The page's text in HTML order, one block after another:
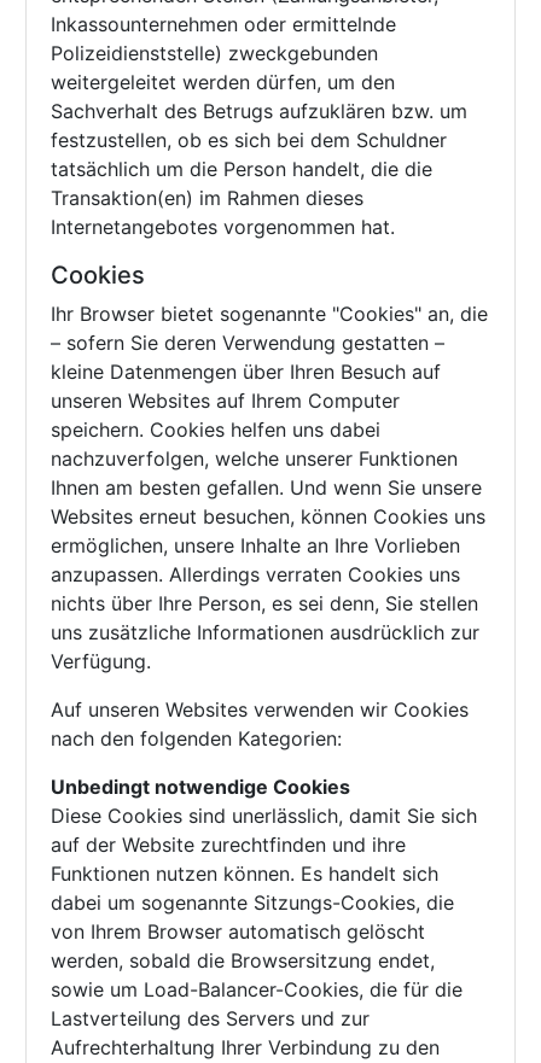
Inkassounternehmen oder ermittelnde
Polizeidienststelle) zweckgebunden
weitergeleitet werden dürfen, um den
Sachverhalt des Betrugs aufzuklären bzw. um
festzustellen, ob es sich bei dem Schuldner
tatsächlich um die Person handelt, die die
Transaktion(en) im Rahmen dieses
Internetangebotes vorgenommen hat.
Cookies
Ihr Browser bietet sogenannte "Cookies" an, die
– sofern Sie deren Verwendung gestatten –
kleine Datenmengen über Ihren Besuch auf
unseren Websites auf Ihrem Computer
speichern. Cookies helfen uns dabei
nachzuverfolgen, welche unserer Funktionen
Ihnen am besten gefallen. Und wenn Sie unsere
Websites erneut besuchen, können Cookies uns
ermöglichen, unsere Inhalte an Ihre Vorlieben
anzupassen. Allerdings verraten Cookies uns
nichts über Ihre Person, es sei denn, Sie stellen
uns zusätzliche Informationen ausdrücklich zur
Verfügung.
Auf unseren Websites verwenden wir Cookies
nach den folgenden Kategorien:
Unbedingt notwendige Cookies
Diese Cookies sind unerlässlich, damit Sie sich
auf der Website zurechtfinden und ihre
Funktionen nutzen können. Es handelt sich
dabei um sogenannte Sitzungs-Cookies, die
von Ihrem Browser automatisch gelöscht
werden, sobald die Browsersitzung endet,
sowie um Load-Balancer-Cookies, die für die
Lastverteilung des Servers und zur
Aufrechterhaltung Ihrer Verbindung zu den